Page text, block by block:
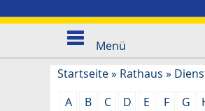
Menü
Startseite» Rathaus »
A
B C D E F G